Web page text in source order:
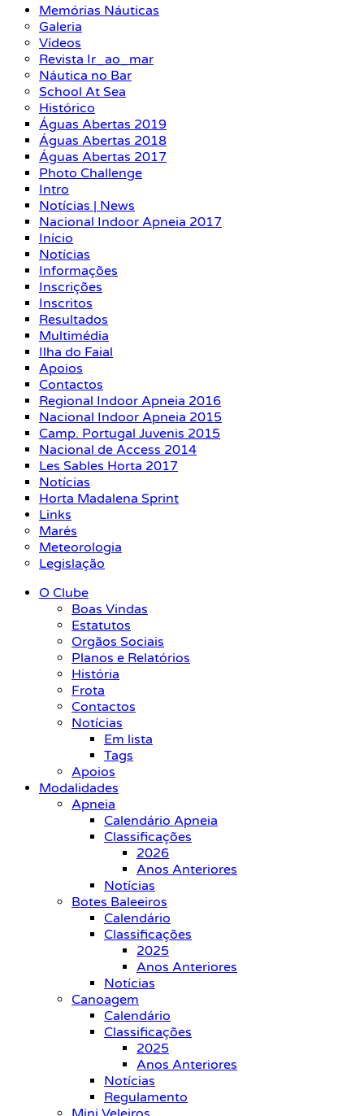
Memórias Náuticas
Galeria
Vídeos
Revista Ir_ao_mar
Náutica no Bar
School At Sea
Histórico
Águas Abertas 2019
Águas Abertas 2018
Águas Abertas 2017
Photo Challenge
Intro
Notícias | News
Nacional Indoor Apneia 2017
Início
Notícias
Informações
Inscrições
Inscritos
Resultados
Multimédia
Ilha do Faial
Apoios
Contactos
Regional Indoor Apneia 2016
Nacional Indoor Apneia 2015
Camp. Portugal Juvenis 2015
Nacional de Access 2014
Les Sables Horta 2017
Notícias
Horta Madalena Sprint
Links
Marés
Meteorologia
Legislação
O Clube
Boas Vindas
Estatutos
Orgãos Sociais
Planos e Relatórios
História
Frota
Contactos
Notícias
Em lista
Tags
Apoios
Modalidades
Apneia
Calendário Apneia
Classificações
2026
Anos Anteriores
Notícias
Botes Baleeiros
Calendário
Classificações
2025
Anos Anteriores
Notícias
Canoagem
Calendário
Classificações
2025
Anos Anteriores
Notícias
Regulamento